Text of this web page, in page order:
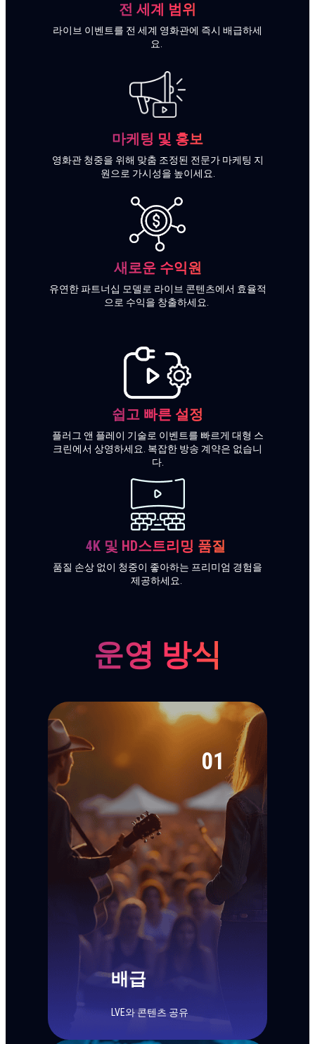
전 세계 범위
라이브 이벤트를 전 세계 영화관에 즉시 배급하세
요.
마케팅 및 홍보
영화관 청중을 위해 맞춤 조정된 전문가 마케팅 지
원으로 가시성을 높이세요.
새로운 수익원
유연한 파트너십 모델로 라이브 콘텐츠에서 효율적
으로 수익을 창출하세요.
쉽고 빠른 설정
플러그 앤 플레이 기술로 이벤트를 빠르게 대형 스
크린에서 상영하세요. 복잡한 방송 계약은 없습니
다.
4K 및 HD스트리밍 품질
품질 손상 없이 청중이 좋아하는 프리미엄 경험을
제공하세요.
운영 방식
01
배급
LVE와 콘텐츠 공유
제출